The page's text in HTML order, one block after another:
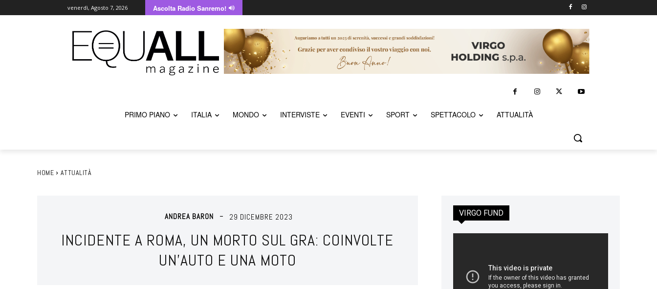
venerdì, Agosto 7, 2026 Ascolta Radio Sanremo!
PRIMO PIANO ITALIA MONDO INTERVISTE EVENTI SPORT SPETTACOLO ATTUALITÀ
HOME ATTUALITÀ
ANDREA BARON 29 DICEMBRE 2023
INCIDENTE A ROMA, UN MORTO SUL GRA: COINVOLTE
UN’AUTO E UNA MOTO
VIRGO FUND